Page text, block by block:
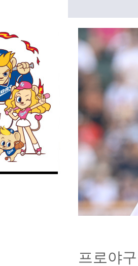
프로야